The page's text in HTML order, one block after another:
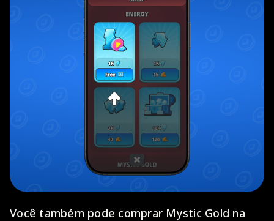
Você também pode comprar Mystic Gold na